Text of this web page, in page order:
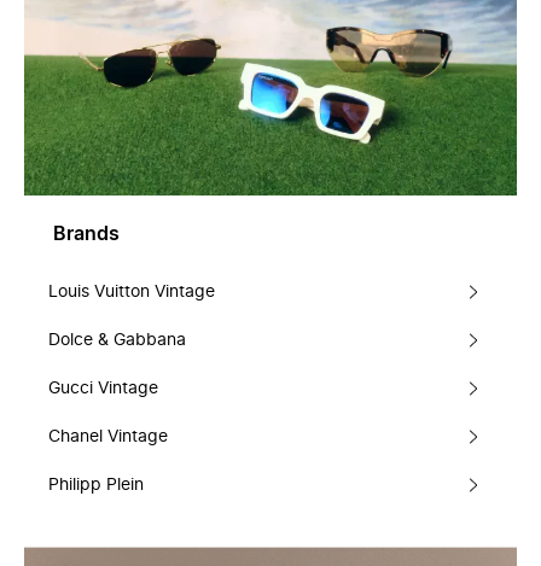
Brands
Louis Vuitton Vintage
Dolce & Gabbana
Gucci Vintage
Chanel Vintage
Philipp Plein